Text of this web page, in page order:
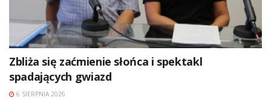
Zbliża się zaćmienie słońca i spektakl
spadających gwiazd
6 SIERPNIA 2026